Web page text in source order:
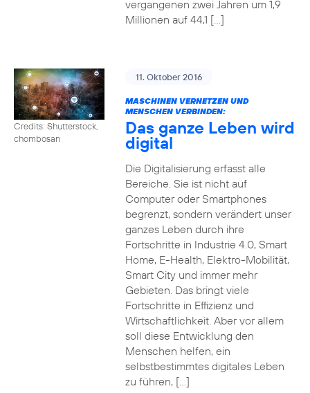
vergangenen zwei Jahren um 1,9
Millionen auf 44,1 […]
Credits: Shutterstock,
chombosan
11. Oktober 2016
MASCHINEN VERNETZEN UND
MENSCHEN VERBINDEN:
Das ganze Leben wird
digital
Die Digitalisierung erfasst alle
Bereiche. Sie ist nicht auf
Computer oder Smartphones
begrenzt, sondern verändert unser
ganzes Leben durch ihre
Fortschritte in Industrie 4.0, Smart
Home, E-Health, Elektro-Mobilität,
Smart City und immer mehr
Gebieten. Das bringt viele
Fortschritte in Effizienz und
Wirtschaftlichkeit. Aber vor allem
soll diese Entwicklung den
Menschen helfen, ein
selbstbestimmtes digitales Leben
zu führen, […]